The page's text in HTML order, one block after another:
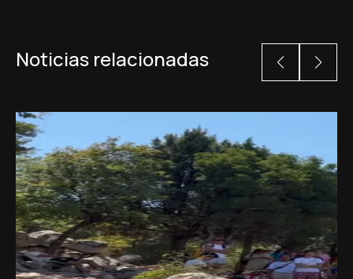
Noticias relacionadas